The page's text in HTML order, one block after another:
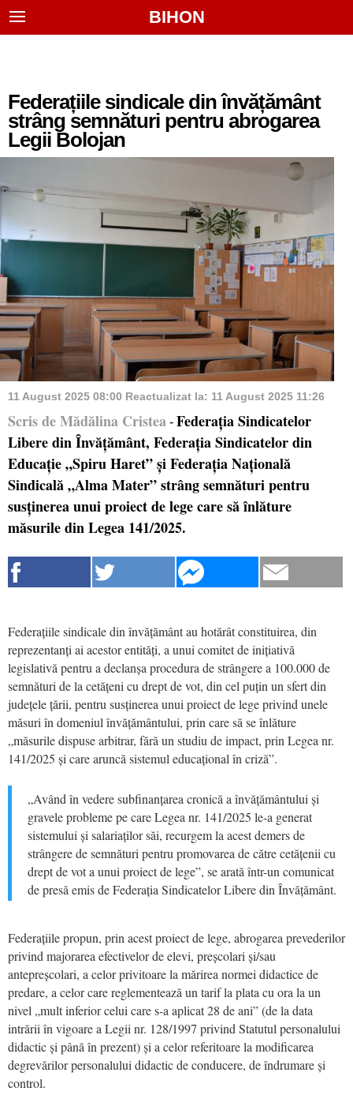
BIHON
Federațiile sindicale din învățământ
strâng semnături pentru abrogarea
Legii Bolojan
11 August 2025 08:00 Reactualizat la: 11 August 2025 11:26
Scris de Mădălina Cristea - Federația Sindicatelor
Libere din Învățământ, Federația Sindicatelor din
Educație „Spiru Haret” și Federația Națională
Sindicală „Alma Mater” strâng semnături pentru
susținerea unui proiect de lege care să înlăture
măsurile din Legea 141/2025.
Federațiile sindicale din învățământ au hotărât constituirea, din
reprezentanți ai acestor entități, a unui comitet de inițiativă
legislativă pentru a declanșa procedura de strângere a 100.000 de
semnături de la cetățeni cu drept de vot, din cel puțin un sfert din
județele țării, pentru susținerea unui proiect de lege privind unele
măsuri în domeniul învățământului, prin care să se înlăture
„măsurile dispuse arbitrar, fără un studiu de impact, prin Legea nr.
141/2025 și care aruncă sistemul educațional în criză”.
„Având în vedere subfinanțarea cronică a învățământului și
gravele probleme pe care Legea nr. 141/2025 le-a generat
sistemului și salariaților săi, recurgem la acest demers de
strângere de semnături pentru promovarea de către cetățenii cu
drept de vot a unui proiect de lege”, se arată într-un comunicat
de presă emis de Federația Sindicatelor Libere din Învățământ.
Federațiile propun, prin acest proiect de lege, abrogarea prevederilor
privind majorarea efectivelor de elevi, preșcolari și/sau
antepreșcolari, a celor privitoare la mărirea normei didactice de
predare, a celor care reglementează un tarif la plata cu ora la un
nivel „mult inferior celui care s-a aplicat 28 de ani” (de la data
intrării în vigoare a Legii nr. 128/1997 privind Statutul personalului
didactic și până în prezent) și a celor referitoare la modificarea
degrevărilor personalului didactic de conducere, de îndrumare și
control.